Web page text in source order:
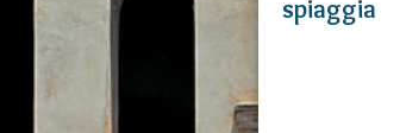
spiaggia